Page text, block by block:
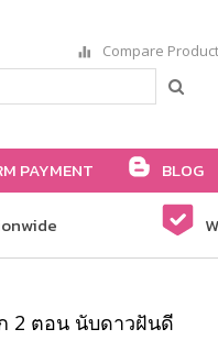
Compare
PAYMENT BLOG
2 ตอน นับดาวฝันดี